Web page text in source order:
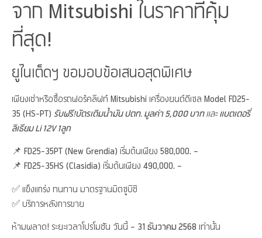
จาก Mitsubishi ในราคาที่คุ้ม
ที่สุด!
ยูไนเต็ดฯ ขอมอบข้อเสนอสุดพิเศษ
เพียงเช่าหรือซื้อรถฟอร์คลิฟท์ Mitsubishi เครื่องยนต์ดีเซล Model FD25-
35 (HS-PT) รับฟรี!บัตรเติมน้ำมัน ปตท. มูลค่า 5,000 บาทและแบตเตอรี่
ลิเธียม Li 12V 1ลูก
📌 FD25-35PT (New Grendia) เริ่มต้นเพียง 580,000. –
📌 FD25-35HS (Clasidia) เริ่มต้นเพียง 490,000. –
✅ แข็งแกร่ง ทนทาน มาตรฐานมิตซูบิชิ
✅ บริการหลังการขาย
ห้ามพลาด! ระยะเวลาโปรโมชัน วันนี้ – 31 ธันวาคม 2568 เท่านั้น